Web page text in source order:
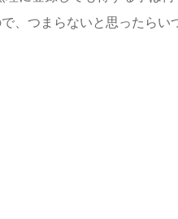
、つまらないと思ったらい